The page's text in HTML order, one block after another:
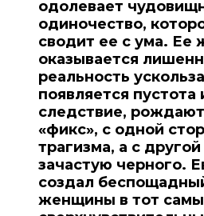
одолевает
одиночество,
сводит ее с ума. Ее
оказывается
реальность
появляется пустота
следствие,
«фикс», с одной
трагизма, а с
зачастую черного.
создал
женщины в тот